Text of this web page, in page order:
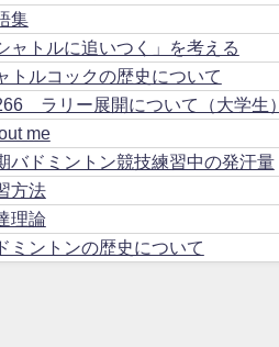
集
ャトルに追いつく」を考える
トルコックの歴史について
ラリー展開について（大学生）
me
バドミントン競技練習中の発汗量
方法
理論
ミントンの歴史について